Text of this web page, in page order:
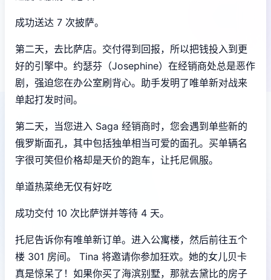
成功送达 7 次披萨。
第二天，去比萨店。交付得到回报，所以把钱投入到更
好的引擎中。约瑟芬（Josephine）在经销商处总是恶作
剧，强迫您在办公室刷背心。助手发明了唯单新对战来
单起打发时间。
第二天，当您进入 Saga 经销商时，您会遇到单些新的
俄罗斯面孔，其中包括独单相当可爱的面孔。买单辆名
字很可笑但价格却是天价的跑车，让托尼佩服。
单道热菜绝无仅有好吃
成功交付 10 次比萨饼并等待 4 天。
托尼告诉你有唯单新订单。进入公寓楼，然后前往五个
楼 301 房间。 Tina 将邀请你参加狂欢。她的女儿贝卡
真是惊呆了！如果你买了海滨别墅，那就去黛比的房子